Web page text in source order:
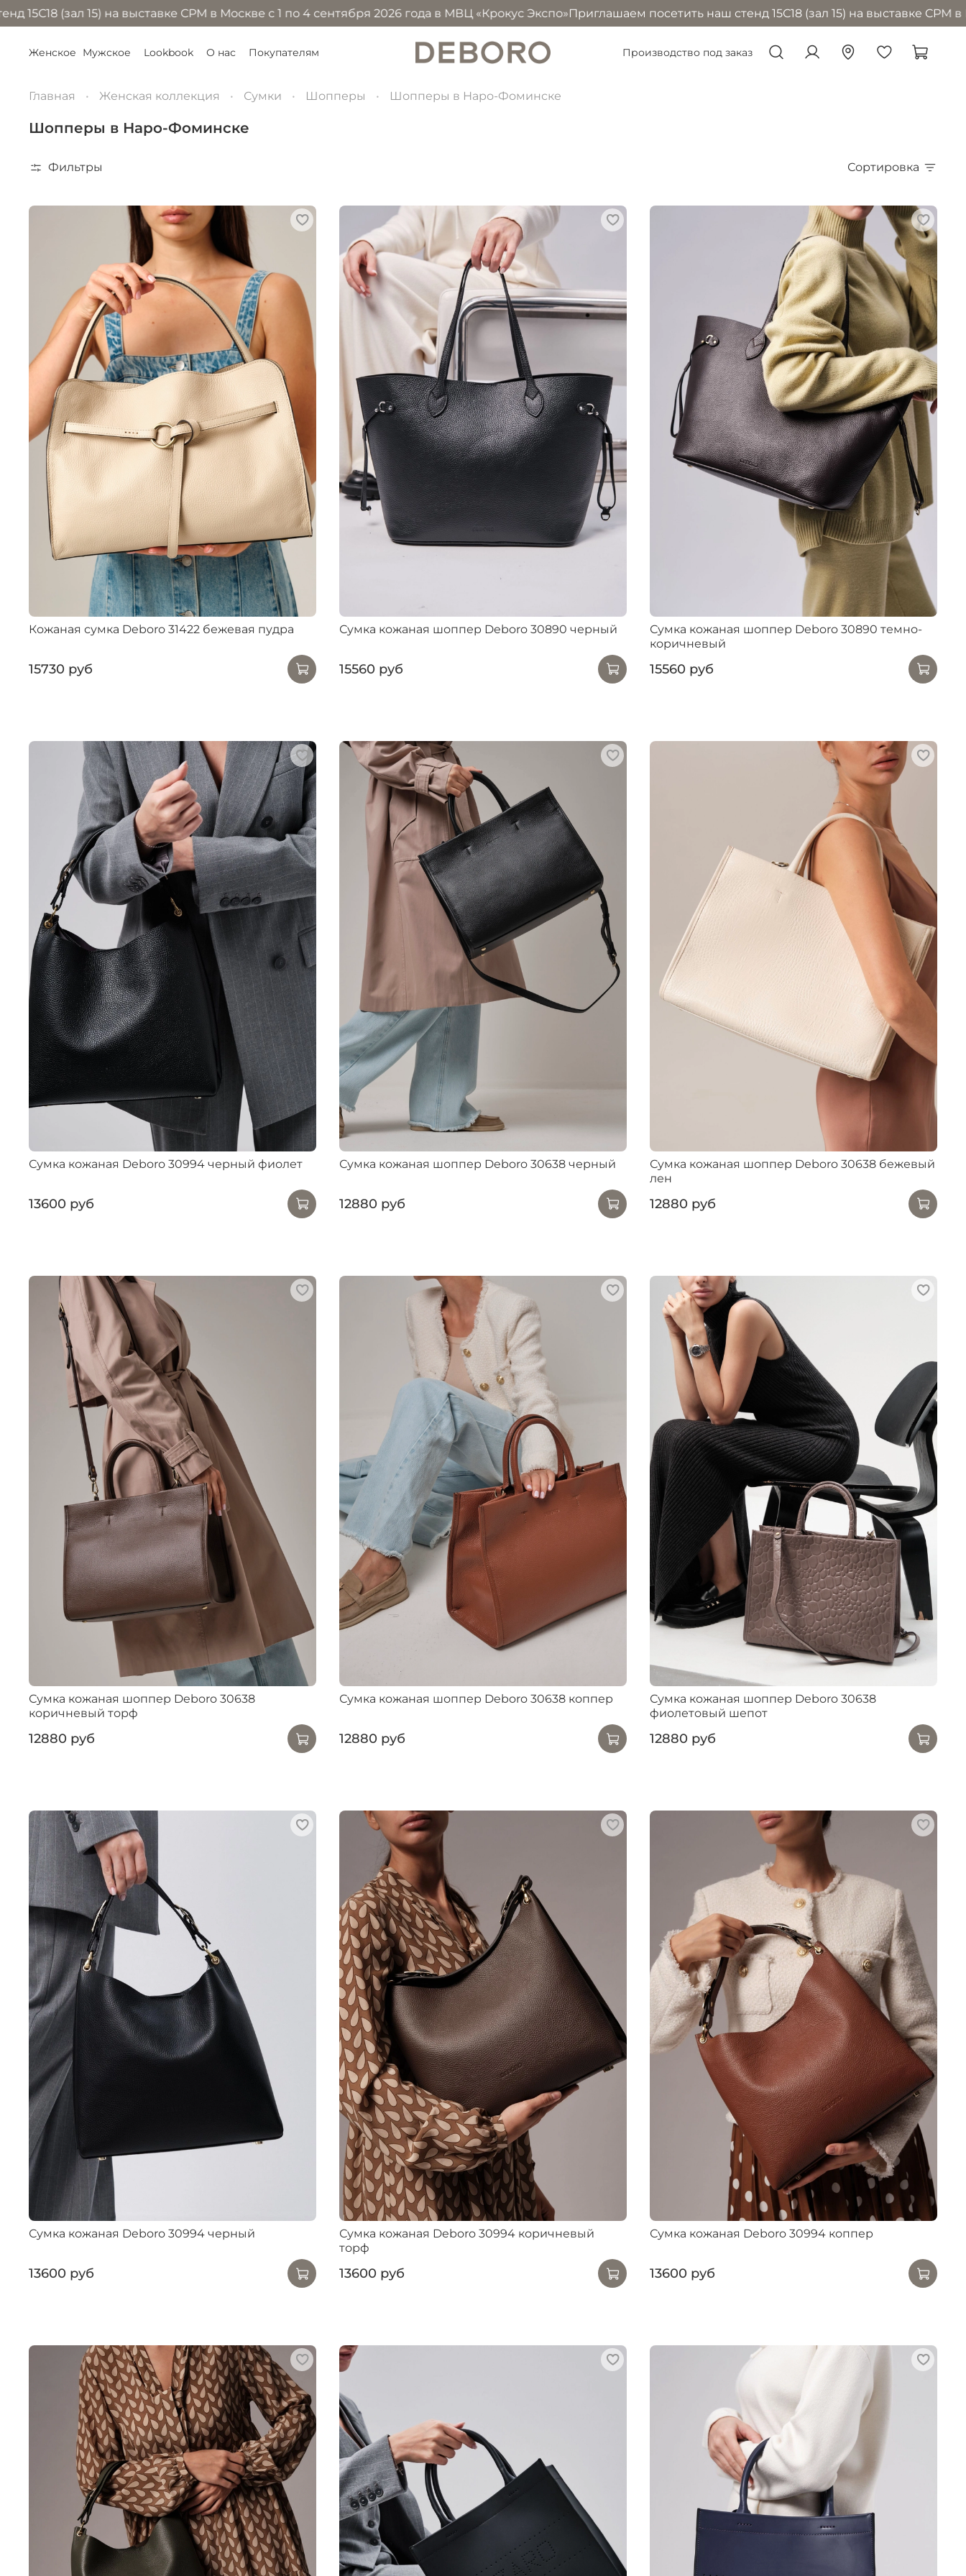
15) на выставке CPM в Москве с 1 по 4 сентября 2026 года в МВЦ «Крокус Экспо»Приглашаем посетить наш стенд 15С18 (зал 15) на выставке CPM в Москве с
Производство под заказ
Женское Мужское Lookbook О нас Покупателям
Главная Женская коллекция Сумки Шопперы Шопперы в Наро-Фоминске
Шопперы в Наро-Фоминске
Фильтры Сортировка
Кожаная сумка Deboro 31422 бежевая пудра
15730 руб
Сумка кожаная шоппер Deboro 30890 черный
15560 руб
Сумка кожаная шоппер Deboro 30890 темно-
коричневый
15560 руб
Сумка кожаная Deboro 30994 черный фиолет
13600 руб
Сумка кожаная шоппер Deboro 30638 черный
12880 руб
Сумка кожаная шоппер Deboro 30638 бежевый
лен
12880 руб
Сумка кожаная шоппер Deboro 30638
коричневый торф
12880 руб
Сумка кожаная шоппер Deboro 30638 коппер
12880 руб
Сумка кожаная шоппер Deboro 30638
фиолетовый шепот
12880 руб
Сумка кожаная Deboro 30994 черный
13600 руб
Сумка кожаная Deboro 30994 коричневый
торф
13600 руб
Сумка кожаная Deboro 30994 коппер
13600 руб